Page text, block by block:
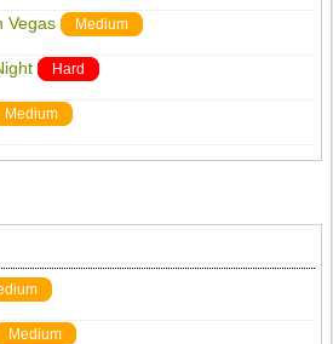
Vegas Medium
Hard
Medium
Medium